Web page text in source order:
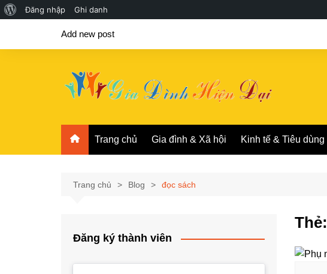
Giới
về
Đăng nhập Ghi danh
Add new post
Trang chủ Gia đình & Xã hội Kinh tế & Tiêu dùng
Trang chủ Blog đọc sách
Thẻ:
Đăng ký thành viên